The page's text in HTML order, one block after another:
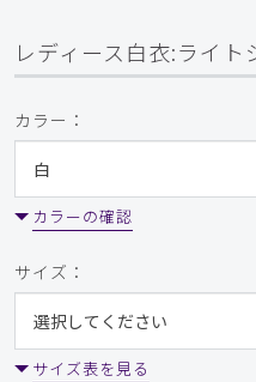
レディース白衣:ライト
カラー：
カラーの確認
サイズ：
サイズ表を見る